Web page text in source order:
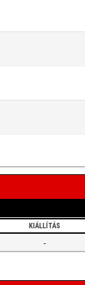
KIÁLLÍTÁS
-